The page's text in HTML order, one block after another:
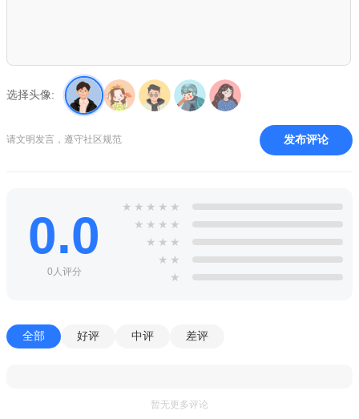
选择头像:
请文明发言，遵守社区规范 发布评论
0.0
0人评分
★ ★ ★ ★ ★
★ ★ ★ ★
★ ★ ★
★ ★
★
全部 好评 中评 差评
暂无更多评论